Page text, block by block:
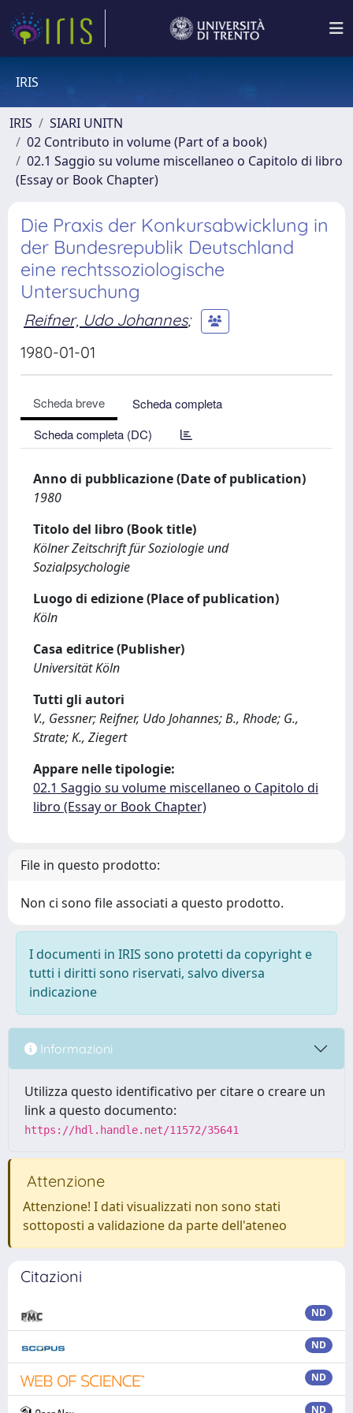
IRIS
IRIS
SIARI UNITN
02 Contributo in volume (Part of a book)
02.1 Saggio su volume miscellaneo o Capitolo di libro
(Essay or Book Chapter)
Die Praxis der Konkursabwicklung in
der Bundesrepublik Deutschland
eine rechtssoziologische
Untersuchung
Reifner, Udo Johannes;
1980-01-01
Scheda breve
Scheda completa
Scheda completa (DC)
Anno di pubblicazione (Date of publication)
1980
Titolo del libro (Book title)
Kölner Zeitschrift für Soziologie und
Sozialpsychologie
Luogo di edizione (Place of publication)
Köln
Casa editrice (Publisher)
Universität Köln
Tutti gli autori
V., Gessner; Reifner, Udo Johannes; B., Rhode; G.,
Strate; K., Ziegert
Appare nelle tipologie:
02.1 Saggio su volume miscellaneo o Capitolo di
libro (Essay or Book Chapter)
File in questo prodotto:
Non ci sono file associati a questo prodotto.
I documenti in IRIS sono protetti da copyright e
tutti i diritti sono riservati, salvo diversa
indicazione
Informazioni
Utilizza questo identificativo per citare o creare un
link a questo documento:
https://hdl.handle.net/11572/35641
Attenzione
Attenzione! I dati visualizzati non sono stati
sottoposti a validazione da parte dell'ateneo
Citazioni
ND
ND
ND
ND